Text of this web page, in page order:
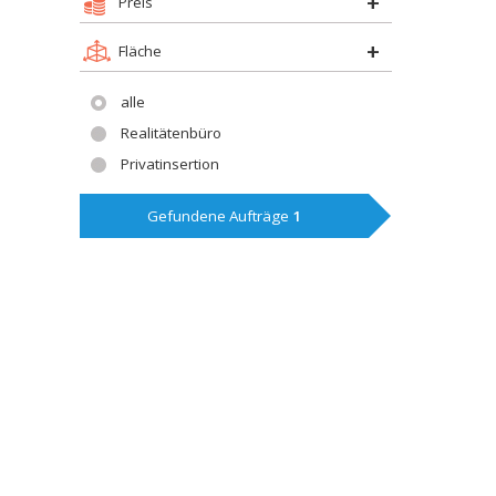
Fläche
alle
Realitätenbüro
Privatinsertion
Gefundene Aufträge 1